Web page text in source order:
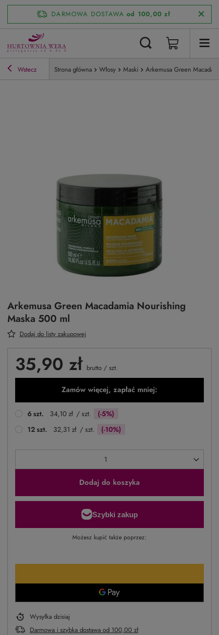
DARMOWA DOSTAWA od 100,00 zł
Wstecz Strona główna Włosy Maski Arkemusa Green
Arkemusa Green Macadamia Nourishing
Maska 500 ml
Dodaj do listy zakupowej
35,90 zł brutto / szt.
Zamów więcej, zapłać mniej:
6 szt. 34,10 zł / szt.
(-5%)
12 szt. 32,31 zł / szt. (-10%)
Dodaj do koszyka
Możesz kupić także poprzez:
Wysyłka dzisiaj
Darmowa i szybka dostawa od 100,00 zł